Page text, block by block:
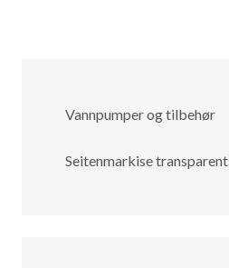
Vannpumper og tilbehør
Seitenmarkise transparent